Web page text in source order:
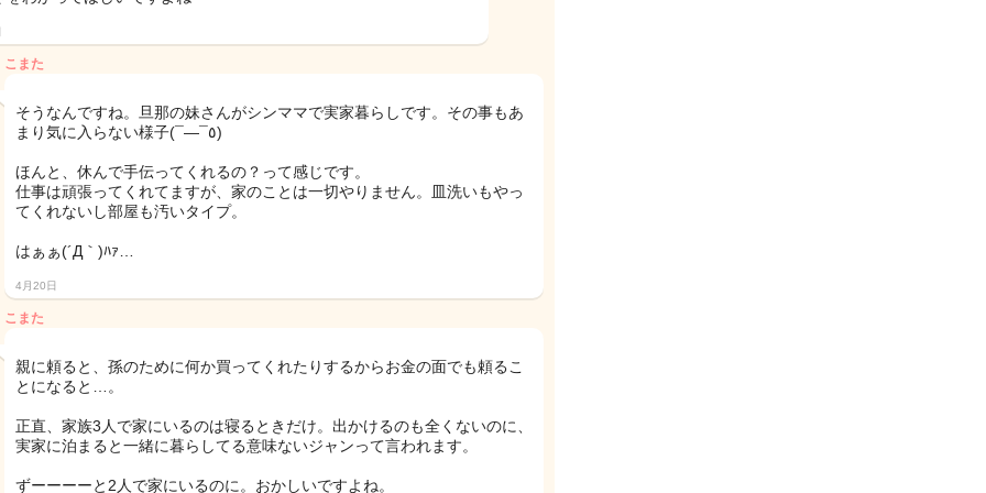
こまた
そうなんですね。旦那の妹さんがシンママで実家暮らしです。その事もあ
まり気に入らない様子(¯―¯٥)
ほんと、休んで手伝ってくれるの？って感じです。
仕事は頑張ってくれてますが、家のことは一切やりません。皿洗いもやっ
てくれないし部屋も汚いタイプ。
はぁぁ(´Д｀)ﾊｧ…
4月20日
こまた
親に頼ると、孫のために何か買ってくれたりするからお金の面でも頼るこ
とになると…。
正直、家族3人で家にいるのは寝るときだけ。出かけるのも全くないのに、
実家に泊まると一緒に暮らしてる意味ないジャンって言われます。
ずーーーーと2人で家にいるのに。おかしいですよね。